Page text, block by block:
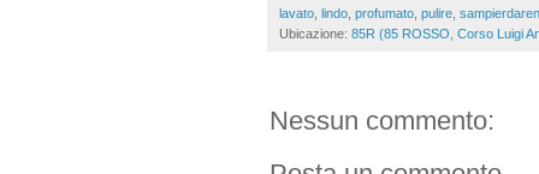
lavato
lindo profumato pulire
Ubicazione: 85R (85 ROSSO, Corso Luigi
Nessun commento: